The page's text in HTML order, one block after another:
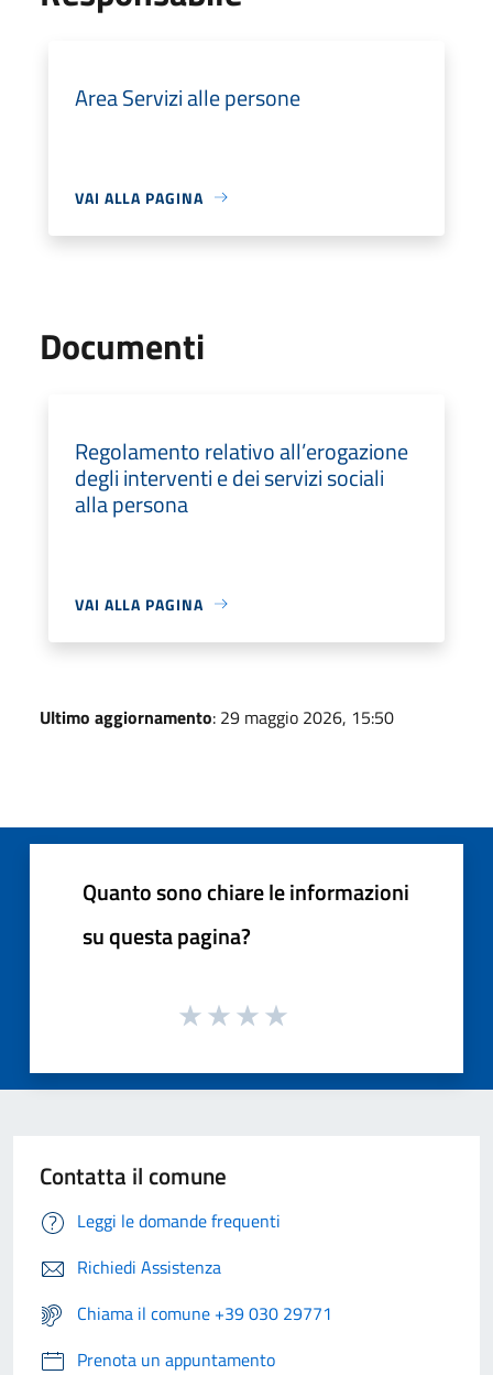
Area Servizi alle persone
VAI ALLA PAGINA
Documenti
Regolamento relativo all’erogazione
degli interventi e dei servizi sociali
alla persona
VAI ALLA PAGINA
Ultimo aggiornamento: 29 maggio 2026, 15:50
Quanto sono chiare le informazioni
su questa pagina?
Contatta il comune
Leggi le domande frequenti
Richiedi Assistenza
Chiama il comune +39 030 29771
Prenota un appuntamento